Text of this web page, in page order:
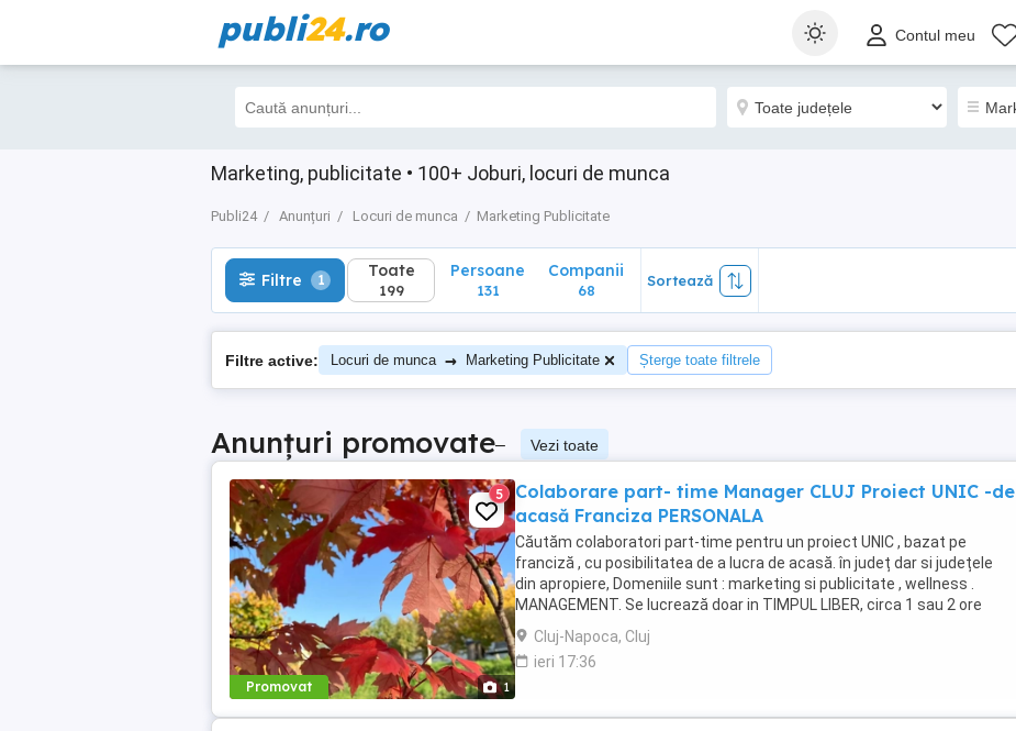
publi24.ro Contul meu
Marketing, publicitate • 100+ Joburi, locuri de munca
Publi24 Anunțuri Locuri de munca Marketing Publicitate
Filtre 1 Toate
199
Filtre 1 Toate
199
Persoane
131
Companii
68
Sortează
Filtre active: Locuri de munca → Marketing Publicitate Șterge toate filtrele
Anunțuri promovate– Vezi toate
Promovat 1
5
Colaborare part- time Manager CLUJ Proiect UNIC -de
acasă Franciza PERSONALA
Căutăm colaboratori part-time pentru un proiect UNIC , bazat pe
franciză , cu posibilitatea de a lucra de acasă. în județ dar si județele
din apropiere, Domeniile sunt : marketing si publicitate , wellness .
MANAGEMENT. Se lucrează doar in TIMPUL LIBER, circa 1 sau 2 ore
ZILNIC ...
Cluj-Napoca, Cluj
ieri 17:36